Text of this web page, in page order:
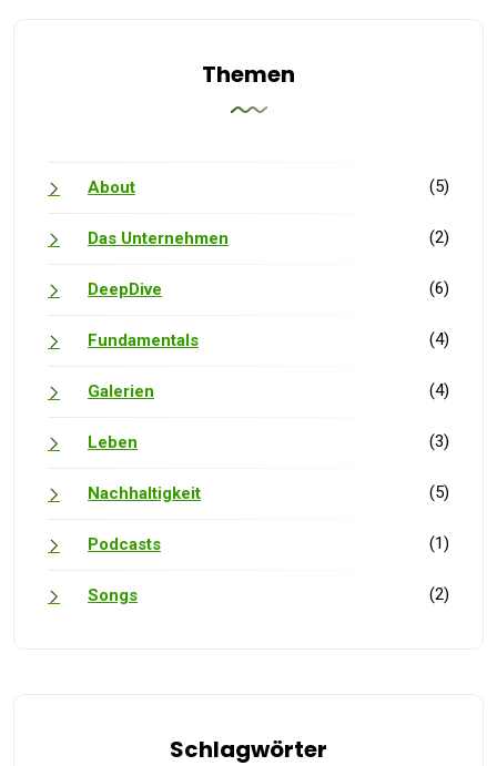
Themen
About (5)
Das Unternehmen (2)
DeepDive (6)
Fundamentals (4)
Galerien (4)
Leben (3)
Nachhaltigkeit (5)
Podcasts (1)
Songs (2)
Schlagwörter